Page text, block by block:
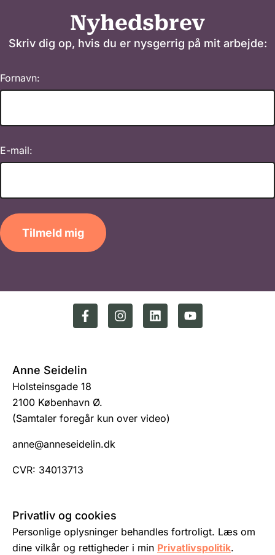
Nyhedsbrev
Skriv dig op, hvis du er nysgerrig på mit arbejde:
Fornavn:
E-mail:
Tilmeld mig
Anne Seidelin
Holsteinsgade 18
2100 København Ø.
(Samtaler foregår kun over video)
anne@anneseidelin.dk
CVR: 34013713
Privatliv og cookies
Personlige oplysninger behandles fortroligt. Læs om
dine vilkår og rettigheder i min Privatlivspolitik.